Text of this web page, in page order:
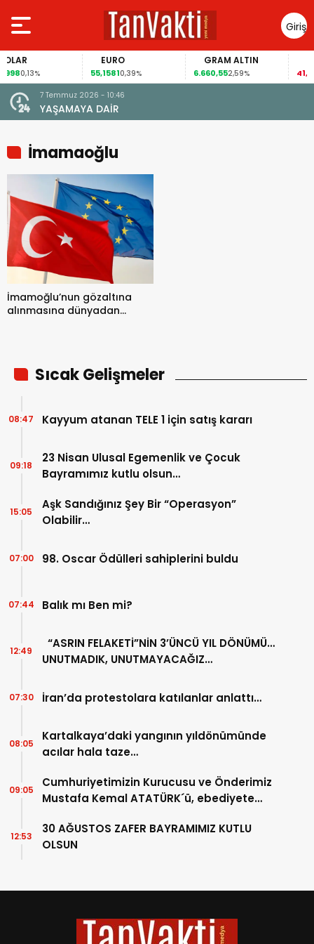
Giriş
Yap
0,13%
EURO
55,15810,39%
GRAM ALTIN
6.660,552,59% 41,30-
7 Temmuz 2026 - 10:46
YAŞAMAYA DAİR
İmamaoğlu
İmamoğlu’nun gözaltına
alınmasına dünyadan
Sıcak Gelişmeler
Kayyum atanan TELE 1 için satış kararı
08:47
23 Nisan Ulusal Egemenlik ve Çocuk
Bayramımız kutlu olsun…
09:18
Aşk Sandığınız Şey Bir “Operasyon”
Olabilir…
15:05
98. Oscar Ödülleri sahiplerini buldu
07:00
Balık mı Ben mi?
07:44
“ASRIN FELAKETİ”NİN 3’ÜNCÜ YIL DÖNÜMÜ…
UNUTMADIK, UNUTMAYACAĞIZ…
12:49
İran’da protestolara katılanlar anlattı…
07:30
Kartalkaya’daki yangının yıldönümünde
acılar hala taze…
08:05
Cumhuriyetimizin Kurucusu ve Önderimiz
Mustafa Kemal ATATÜRK´ü, ebediyete
09:05
30 AĞUSTOS ZAFER BAYRAMIMIZ KUTLU
OLSUN
12:53